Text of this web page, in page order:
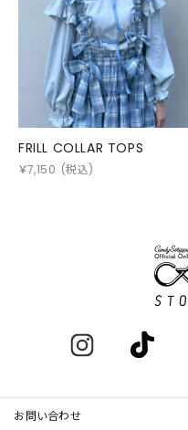
FRILL COLLAR TOPS
￥7,150 (税込)
お問い合わせ